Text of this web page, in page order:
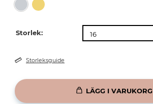
Storlek:
Storleksguide
LÄGG I VARUKORG